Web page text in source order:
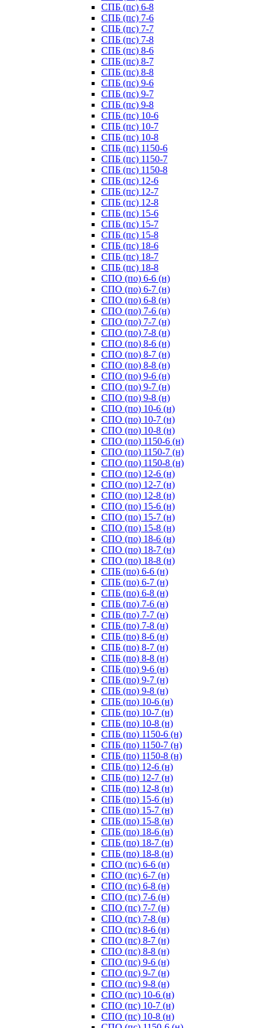
СПБ (пс) 6-8
СПБ (пс) 7-6
СПБ (пс) 7-7
СПБ (пс) 7-8
СПБ (пс) 8-6
СПБ (пс) 8-7
СПБ (пс) 8-8
СПБ (пс) 9-6
СПБ (пс) 9-7
СПБ (пс) 9-8
СПБ (пс) 10-6
СПБ (пс) 10-7
СПБ (пс) 10-8
СПБ (пс) 1150-6
СПБ (пс) 1150-7
СПБ (пс) 1150-8
СПБ (пс) 12-6
СПБ (пс) 12-7
СПБ (пс) 12-8
СПБ (пс) 15-6
СПБ (пс) 15-7
СПБ (пс) 15-8
СПБ (пс) 18-6
СПБ (пс) 18-7
СПБ (пс) 18-8
СПО (по) 6-6 (н)
СПО (по) 6-7 (н)
СПО (по) 6-8 (н)
СПО (по) 7-6 (н)
СПО (по) 7-7 (н)
СПО (по) 7-8 (н)
СПО (по) 8-6 (н)
СПО (по) 8-7 (н)
СПО (по) 8-8 (н)
СПО (по) 9-6 (н)
СПО (по) 9-7 (н)
СПО (по) 9-8 (н)
СПО (по) 10-6 (н)
СПО (по) 10-7 (н)
СПО (по) 10-8 (н)
СПО (по) 1150-6 (н)
СПО (по) 1150-7 (н)
СПО (по) 1150-8 (н)
СПО (по) 12-6 (н)
СПО (по) 12-7 (н)
СПО (по) 12-8 (н)
СПО (по) 15-6 (н)
СПО (по) 15-7 (н)
СПО (по) 15-8 (н)
СПО (по) 18-6 (н)
СПО (по) 18-7 (н)
СПО (по) 18-8 (н)
СПБ (по) 6-6 (н)
СПБ (по) 6-7 (н)
СПБ (по) 6-8 (н)
СПБ (по) 7-6 (н)
СПБ (по) 7-7 (н)
СПБ (по) 7-8 (н)
СПБ (по) 8-6 (н)
СПБ (по) 8-7 (н)
СПБ (по) 8-8 (н)
СПБ (по) 9-6 (н)
СПБ (по) 9-7 (н)
СПБ (по) 9-8 (н)
СПБ (по) 10-6 (н)
СПБ (по) 10-7 (н)
СПБ (по) 10-8 (н)
СПБ (по) 1150-6 (н)
СПБ (по) 1150-7 (н)
СПБ (по) 1150-8 (н)
СПБ (по) 12-6 (н)
СПБ (по) 12-7 (н)
СПБ (по) 12-8 (н)
СПБ (по) 15-6 (н)
СПБ (по) 15-7 (н)
СПБ (по) 15-8 (н)
СПБ (по) 18-6 (н)
СПБ (по) 18-7 (н)
СПБ (по) 18-8 (н)
СПО (пс) 6-6 (н)
СПО (пс) 6-7 (н)
СПО (пс) 6-8 (н)
СПО (пс) 7-6 (н)
СПО (пс) 7-7 (н)
СПО (пс) 7-8 (н)
СПО (пс) 8-6 (н)
СПО (пс) 8-7 (н)
СПО (пс) 8-8 (н)
СПО (пс) 9-6 (н)
СПО (пс) 9-7 (н)
СПО (пс) 9-8 (н)
СПО (пс) 10-6 (н)
СПО (пс) 10-7 (н)
СПО (пс) 10-8 (н)